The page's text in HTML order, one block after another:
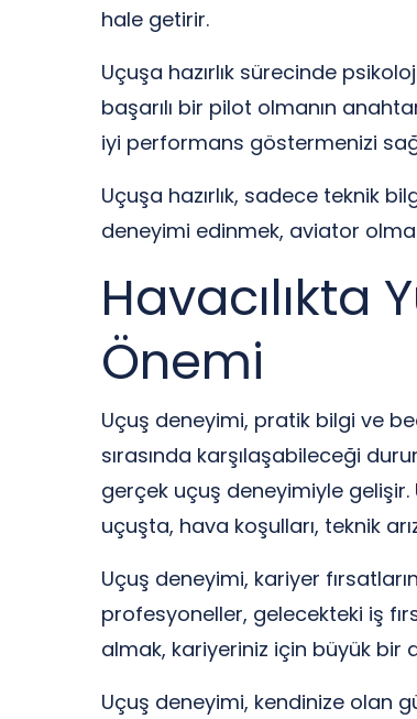
hale getirir.
Uçuşa hazırlık sürecinde
başarılı bir pilot olmanın
iyi performans göstermenizi
Uçuşa hazırlık, sadece teknik
deneyimi edinmek, aviator
Havacılıkta
Önemi
Uçuş deneyimi, pratik bilgi ve
sırasında karşılaşabileceği
gerçek uçuş deneyimiyle
uçuşta, hava koşulları, teknik
Uçuş deneyimi, kariyer
profesyoneller, gelecekteki iş
almak, kariyeriniz için büyük bir
Uçuş deneyimi, kendinize olan